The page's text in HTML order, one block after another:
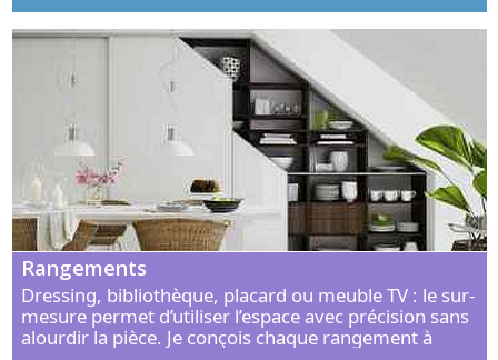
Rangements
Dressing, bibliothèque, placard ou meuble TV : le sur-
mesure permet d’utiliser l’espace avec précision sans
alourdir la pièce. Je conçois chaque rangement à